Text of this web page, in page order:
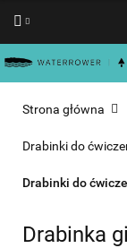
Strona główna
Drabinki do
Drabinki do
Drabinka